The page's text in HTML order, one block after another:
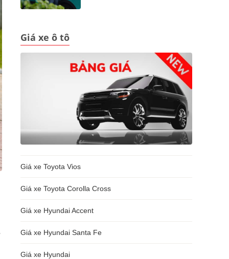
Giá xe ô tô
Giá xe Toyota Vios
Giá xe Toyota Corolla Cross
Giá xe Hyundai Accent
Giá xe Hyundai Santa Fe
Giá xe Hyundai